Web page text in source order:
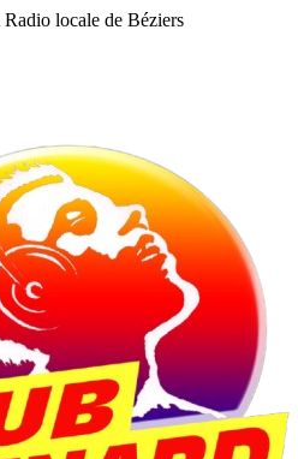
locale de Béziers